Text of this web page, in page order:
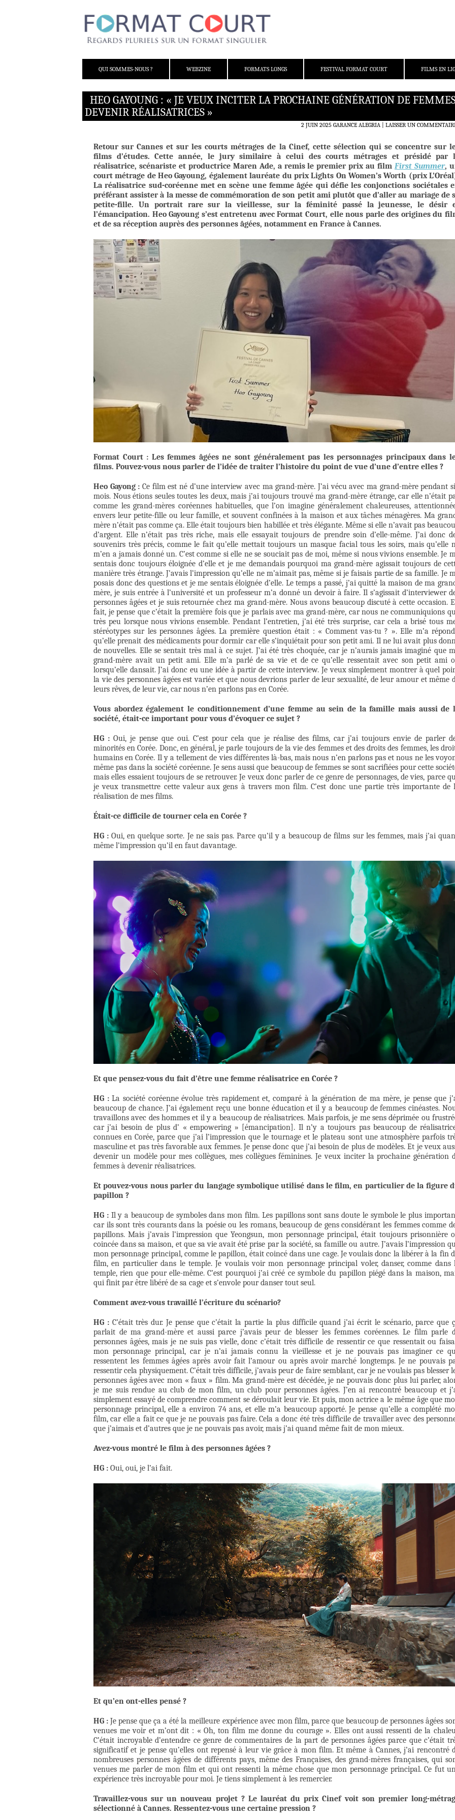
QUI SOMMES-NOUS ?
WEBZINE FORMATS LONGS FESTIVAL FORMAT COURT FILMS EN
HEO GAYOUNG : « JE VEUX INCITER LA PROCHAINE GÉNÉRATION DE
DEVENIR RÉALISATRICES »
2 JUIN 2025 GARANCE ALEGRIA LAISSER UN
Retour sur Cannes et sur les courts métrages de la Cinef, cette sélection qui se concentre sur
films d’études. Cette année, le jury similaire à celui des courts métrages et présidé par
réalisatrice, scénariste et productrice Maren Ade, a remis le premier prix au filmFirst Summer,
court métrage de Heo Gayoung, également lauréate du prix Lights On Women’s Worth (prix
La réalisatrice sud-coréenne met en scène une femme âgée qui défie les conjonctions sociétales
préférant assister à la messe de commémoration de son petit ami plutôt que d’aller au mariage de
petite-fille. Un portrait rare sur la vieillesse, sur la féminité passé la jeunesse, le désir
l’émancipation. Heo Gayoung s’est entretenu avec Format Court, elle nous parle des origines du
et de sa réception auprès des personnes âgées, notamment en France à Cannes.
Format Court : Les femmes âgées ne sont généralement pas les personnages principaux dans
films. Pouvez-vous nous parler de l’idée de traiter l’histoire du point de vue d’une d’entre elles ?
Heo Gayong : Ce film est né d’une interview avec ma grand-mère. J’ai vécu avec ma grand-mère pendant
mois. Nous étions seules toutes les deux, mais j’ai toujours trouvé ma grand-mère étrange, car elle n’était
comme les grand-mères coréennes habituelles, que l’on imagine généralement chaleureuses,
envers leur petite-fille ou leur famille, et souvent confinées à la maison et aux tâches ménagères. Ma
mère n’était pas comme ça. Elle était toujours bien habillée et très élégante. Même si elle n’avait pas
d’argent. Elle n’était pas très riche, mais elle essayait toujours de prendre soin d’elle-même. J’ai donc
souvenirs très précis, comme le fait qu’elle mettait toujours un masque facial tous les soirs, mais qu’elle
m’en a jamais donné un. C’est comme si elle ne se souciait pas de moi, même si nous vivions ensemble. Je
sentais donc toujours éloignée d’elle et je me demandais pourquoi ma grand-mère agissait toujours de
manière très étrange. J’avais l’impression qu’elle ne m’aimait pas, même si je faisais partie de sa famille. Je
posais donc des questions et je me sentais éloignée d’elle. Le temps a passé, j’ai quitté la maison de ma
mère, je suis entrée à l’université et un professeur m’a donné un devoir à faire. Il s’agissait d’interviewer
personnes âgées et je suis retournée chez ma grand-mère. Nous avons beaucoup discuté à cette occasion.
fait, je pense que c’était la première fois que je parlais avec ma grand-mère, car nous ne communiquions
très peu lorsque nous vivions ensemble. Pendant l’entretien, j’ai été très surprise, car cela a brisé tous
stéréotypes sur les personnes âgées. La première question était : « Comment vas-tu ? ». Elle m’a
qu’elle prenait des médicaments pour dormir car elle s’inquiétait pour son petit ami. Il ne lui avait plus
de nouvelles. Elle se sentait très mal à ce sujet. J’ai été très choquée, car je n’aurais jamais imaginé que
grand-mère avait un petit ami. Elle m’a parlé de sa vie et de ce qu’elle ressentait avec son petit ami
lorsqu’elle dansait. J’ai donc eu une idée à partir de cette interview. Je veux simplement montrer à quel
la vie des personnes âgées est variée et que nous devrions parler de leur sexualité, de leur amour et même
leurs rêves, de leur vie, car nous n’en parlons pas en Corée.
Vous abordez également le conditionnement d’une femme au sein de la famille mais aussi de
société, était-ce important pour vous d’évoquer ce sujet ?
HG : Oui, je pense que oui. C’est pour cela que je réalise des films, car j’ai toujours envie de parler
minorités en Corée. Donc, en général, je parle toujours de la vie des femmes et des droits des femmes, les
humains en Corée. Il y a tellement de vies différentes là-bas, mais nous n’en parlons pas et nous ne les
même pas dans la société coréenne. Je sens aussi que beaucoup de femmes se sont sacrifiées pour cette
mais elles essaient toujours de se retrouver. Je veux donc parler de ce genre de personnages, de vies, parce
je veux transmettre cette valeur aux gens à travers mon film. C’est donc une partie très importante de
réalisation de mes films.
Était-ce difficile de tourner cela en Corée ?
HG : Oui, en quelque sorte. Je ne sais pas. Parce qu’il y a beaucoup de films sur les femmes, mais j’ai
même l’impression qu’il en faut davantage.
Et que pensez-vous du fait d’être une femme réalisatrice en Corée ?
HG :La société coréenne évolue très rapidement et, comparé à la génération de ma mère, je pense que
beaucoup de chance. J’ai également reçu une bonne éducation et il y a beaucoup de femmes cinéastes.
travaillons avec des hommes et il y a beaucoup de réalisatrices. Mais parfois, je me sens déprimée ou
car j’ai besoin de plus d’ « empowering » [émancipation]. Il n’y a toujours pas beaucoup de
connues en Corée, parce que j’ai l’impression que le tournage et le plateau sont une atmosphère parfois
masculine et pas très favorable aux femmes. Je pense donc que j’ai besoin de plus de modèles. Et je veux
devenir un modèle pour mes collègues, mes collègues féminines. Je veux inciter la prochaine génération
femmes à devenir réalisatrices.
Et pouvez-vous nous parler du langage symbolique utilisé dans le film, en particulier de la figure
papillon ?
HG :Il y a beaucoup de symboles dans mon film. Les papillons sont sans doute le symbole le plus
car ils sont très courants dans la poésie ou les romans, beaucoup de gens considérant les femmes comme
papillons. Mais j’avais l’impression que Yeongsun, mon personnage principal, était toujours prisonnière
coincée dans sa maison, et que sa vie avait été prise par la société, sa famille ou autre. J’avais l’impression
mon personnage principal, comme le papillon, était coincé dans une cage. Je voulais donc la libérer à la fin
film, en particulier dans le temple. Je voulais voir mon personnage principal voler, danser, comme dans
temple, rien que pour elle-même. C’est pourquoi j’ai créé ce symbole du papillon piégé dans la maison,
qui finit par être libéré de sa cage et s’envole pour danser tout seul.
Comment avez-vous travaillé l’écriture du scénario?
HG :C’était très dur. Je pense que c’était la partie la plus difficile quand j’ai écrit le scénario, parce que
parlait de ma grand-mère et aussi parce j’avais peur de blesser les femmes coréennes. Le film parle
personnes âgées, mais je ne suis pas vielle, donc c’était très difficile de ressentir ce que ressentait ou
mon personnage principal, car je n’ai jamais connu la vieillesse et je ne pouvais pas imaginer ce
ressentent les femmes âgées après avoir fait l’amour ou après avoir marché longtemps. Je ne pouvais
ressentir cela physiquement. C’était très difficile, j’avais peur de faire semblant, car je ne voulais pas blesser
personnes âgées avec mon « faux » film. Ma grand-mère est décédée, je ne pouvais donc plus lui parler,
je me suis rendue au club de mon film, un club pour personnes âgées. J’en ai rencontré beaucoup et
simplement essayé de comprendre comment se déroulait leur vie. Et puis, mon actrice a le même âge que
personnage principal, elle a environ 74 ans, et elle m’a beaucoup apporté. Je pense qu’elle a complété
film, car elle a fait ce que je ne pouvais pas faire. Cela a donc été très difficile de travailler avec des
que j’aimais et d’autres que je ne pouvais pas avoir, mais j’ai quand même fait de mon mieux.
Avez-vous montré le film à des personnes âgées ?
HG : Oui, oui, je l’ai fait.
Et qu’en ont-elles pensé ?
HG : Je pense que ça a été la meilleure expérience avec mon film, parce que beaucoup de personnes âgées
venues me voir et m’ont dit : « Oh, ton film me donne du courage ». Elles ont aussi ressenti de la
C’était incroyable d’entendre ce genre de commentaires de la part de personnes âgées parce que c’était
significatif et je pense qu’elles ont repensé à leur vie grâce à mon film. Et même à Cannes, j’ai rencontré
nombreuses personnes âgées de différents pays, même des Françaises, des grand-mères françaises, qui
venues me parler de mon film et qui ont ressenti la même chose que mon personnage principal. Ce fut
expérience très incroyable pour moi. Je tiens simplement à les remercier.
Travaillez-vous sur un nouveau projet ? Le lauréat du prix Cinef voit son premier long-
sélectionné à Cannes. Ressentez-vous une certaine pression ?